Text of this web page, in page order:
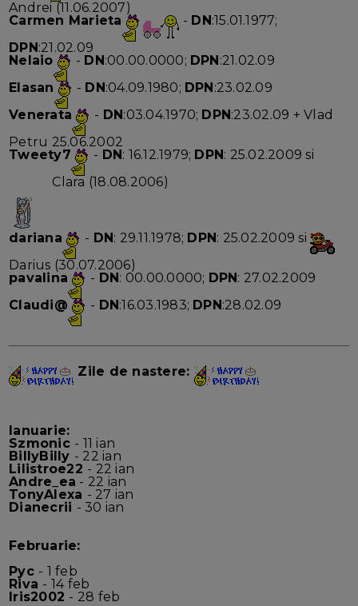
Andrei (11.06.2007)
Carmen Marieta
- DN:15.01.1977;
DPN:21.02.09
Nelaio
- DN:00.00.0000; DPN:21.02.09
Elasan
- DN:04.09.1980; DPN:23.02.09
Venerata
- DN:03.04.1970; DPN:23.02.09 + Vlad
Petru 25.06.2002
Tweety7
- DN: 16.12.1979; DPN: 25.02.2009 si
Clara (18.08.2006)
dariana - DN: 29.11.1978; DPN: 25.02.2009 si
Darius (30.07.2006)
pavalina
- DN: 00.00.0000; DPN: 27.02.2009
Claudi@
- DN:16.03.1983; DPN:28.02.09
Zile de nastere:
Ianuarie:
Szmonic - 11 ian
BillyBilly - 22 ian
Lilistroe22 - 22 ian
Andre_ea - 22 ian
TonyAlexa - 27 ian
Dianecrii - 30 ian
Februarie:
Pyc - 1 feb
Riva - 14 feb
Iris2002 - 28 feb